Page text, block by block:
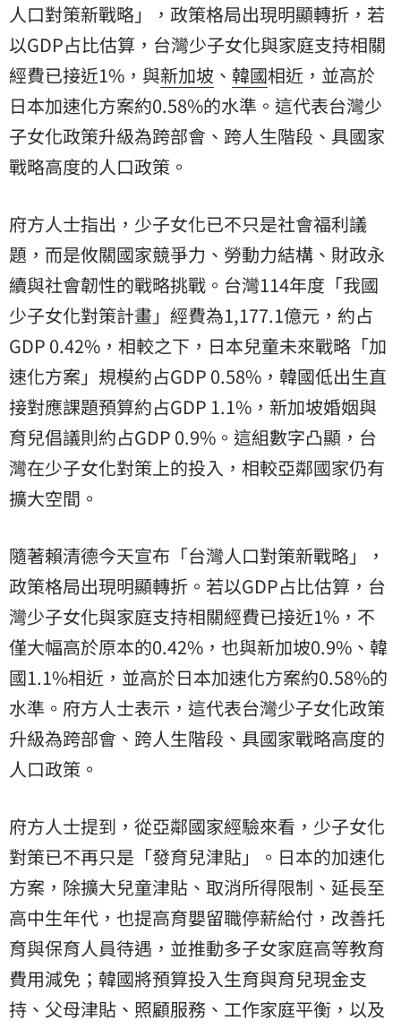
人口對策新戰略」，政策格局出現明顯轉折，若
以GDP占比估算，台灣少子女化與家庭支持相關
經費已接近1%，與新加坡 、 韓國相近，並高於
日本加速化方案約0.58%的水準。這代表台灣少
子女化政策升級為跨部會、跨人生階段、具國家
戰略高度的人口政策。
府方人士指出，少子女化已不只是社會福利議
題，而是攸關國家競爭力、勞動力結構、財政永
續與社會韌性的戰略挑戰。台灣114年度「我國
少子女化對策計畫」經費為1,177.1億元，約占
GDP 0.42%，相較之下，日本兒童未來戰略「加
速化方案」規模約占GDP 0.58%，韓國低出生直
接對應課題預算約占GDP 1.1%，新加坡婚姻與
育兒倡議則約占GDP 0.9%。這組數字凸顯，台
灣在少子女化對策上的投入，相較亞鄰國家仍有
擴大空間。
隨著賴清德今天宣布「台灣人口對策新戰略」，
政策格局出現明顯轉折。若以GDP占比估算，台
灣少子女化與家庭支持相關經費已接近1%，不
僅大幅高於原本的0.42%，也與新加坡0.9%、韓
國1.1%相近，並高於日本加速化方案約0.58%的
水準。府方人士表示，這代表台灣少子女化政策
升級為跨部會、跨人生階段、具國家戰略高度的
人口政策。
府方人士提到，從亞鄰國家經驗來看，少子女化
對策已不再只是「發育兒津貼」。日本的加速化
方案，除擴大兒童津貼、取消所得限制、延長至
高中生年代，也提高育嬰留職停薪給付，改善托
育與保育人員待遇，並推動多子女家庭高等教育
費用減免；韓國將預算投入生育與育兒現金支
持、父母津貼、照顧服務、工作家庭平衡，以及